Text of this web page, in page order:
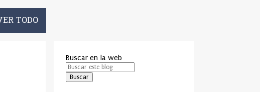
TODO
Buscar en la web